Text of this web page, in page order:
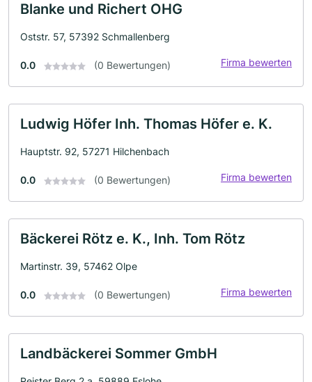
Blanke und Richert OHG
Oststr. 57, 57392 Schmallenberg
0.0 (0 Bewertungen) Firma bewerten
Ludwig Höfer Inh. Thomas Höfer e. K.
Hauptstr. 92, 57271 Hilchenbach
0.0 (0 Bewertungen) Firma bewerten
Bäckerei Rötz e. K., Inh. Tom Rötz
Martinstr. 39, 57462 Olpe
0.0 (0 Bewertungen) Firma bewerten
Landbäckerei Sommer GmbH